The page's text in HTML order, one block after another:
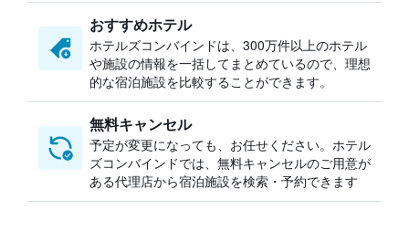
おすすめホテル
ホテルズコンバインドは、300万件以上のホテル
や施設の情報を一括してまとめているので、理想
的な宿泊施設を比較することができます。
無料キャンセル
予定が変更になっても、お任せください。ホテル
ズコンバインドでは、無料キャンセルのご用意が
ある代理店から宿泊施設を検索・予約できます